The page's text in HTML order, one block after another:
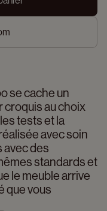
se cache un
croquis au choix
tests et la
avec soin
avec des
standards et
le meuble arrive
que vous